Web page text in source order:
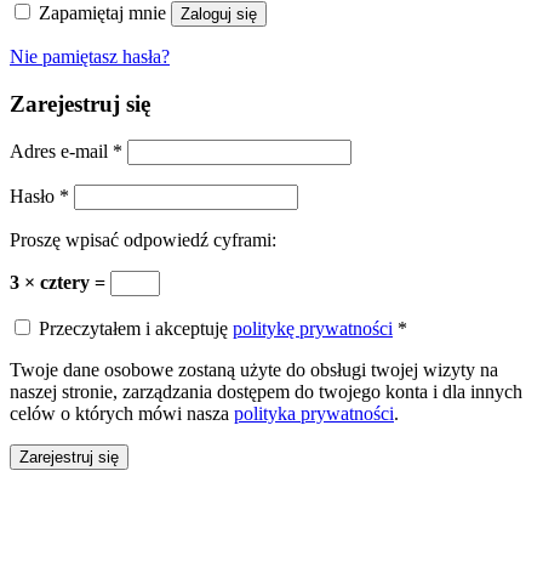
Zapamiętaj mnie Zaloguj się
Nie pamiętasz hasła?
Zarejestruj się
Adres e-mail *
Hasło *
Proszę wpisać odpowiedź cyframi:
3 × cztery =
Przeczytałem i akceptuję politykę prywatności *
Twoje dane osobowe zostaną użyte do obsługi twojej wizyty na
naszej stronie, zarządzania dostępem do twojego konta i dla innych
celów o których mówi nasza polityka prywatności.
Zarejestruj się